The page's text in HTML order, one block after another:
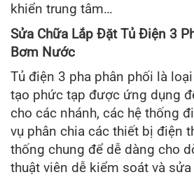
khiển trung tâm…
Sửa Chữa Lắp Đặt Tủ Điện 3
Bơm Nước
Tủ điện 3 pha phân phối là
tạo phức tạp được ứng dụng
cho các nhánh, các hệ thống
vụ phân chia các thiết bị điện
thống chung để dễ dàng cho
thuật viên dễ kiểm soát và